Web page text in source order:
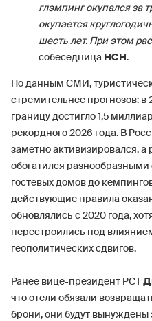
глэмпинг окупался за
окупается
шесть лет. При этом
собеседница НСН.
По данным СМИ,
стремительнее прогнозов: в
границу достигло 1,5
рекордного 2026 года. В
заметно активизировался,
обогатился
гостевых домов до
действующие правила
обновлялись с 2020 года,
перестроились под
геополитических сдвигов.
Ранее вице-президент РСТ
что отели обязали
брони, они будут вынуждены